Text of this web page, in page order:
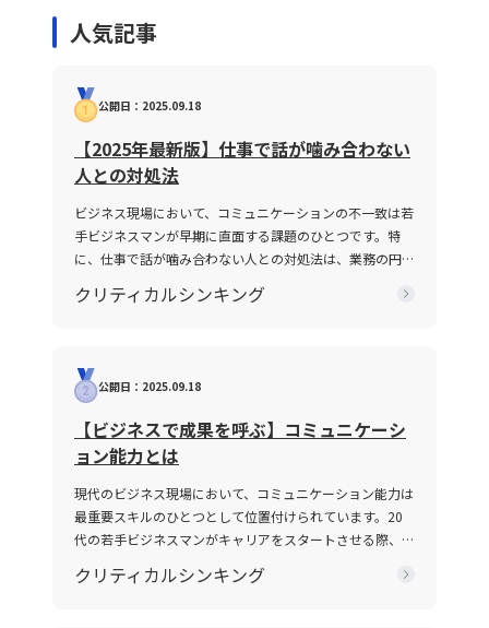
人気記事
公開日：2025.09.18
【2025年最新版】仕事で話が噛み合わない
人との対処法
ビジネス現場において、コミュニケーションの不一致は若
手ビジネスマンが早期に直面する課題のひとつです。特
に、仕事で話が噛み合わない人との対処法は、業務の円滑
2025年の現代において、情報の多様化や働き方の変化が
事では、なぜ「話が噛み合わない状態」が生じるのか、そ
の原因と背景を整理するとともに、仕事で話が噛み合わな
い人との対処法を具体的に解説します。多くの若手ビジネ
スマンが抱えるコミュニケーションギャップについて、論
理的思考を交えて解説し、実務で役立つヒントを提供しま
す。 話がかみ合わない状態とは ビジネスシーンにおける
「話がかみ合わない状態」とは、意図や目的の認識のズ
レ、情報の伝達不足、さらには前提条件の違いにより、相
す。多くの場合、このような現象は一方的な問題ではな
クリティカルシンキング
公開日：2025.09.18
【ビジネスで成果を呼ぶ】コミュニケーシ
ョン能力とは
現代のビジネス現場において、コミュニケーション能力は
最重要スキルのひとつとして位置付けられています。20
代の若手ビジネスマンがキャリアをスタートさせる際、報
は対外の取引先との関係構築にもおいて、この能力は不可
クリティカルシンキング